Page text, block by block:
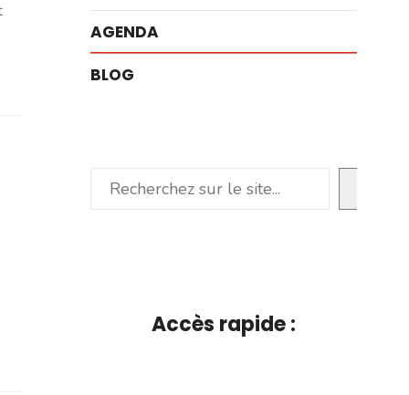
AGENDA
BLOG
Rechercher
Accès rapide :